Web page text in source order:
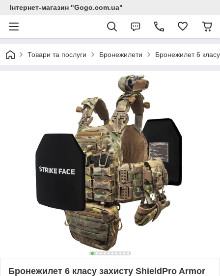
Інтернет-магазин "Gogo.com.ua"
Товари та послуги Бронежилети Бронежилет 6
Бронежилет 6 класу захисту ShieldPro Armor